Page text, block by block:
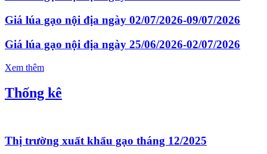
Giá lúa gạo nội địa ngày 02/07/2026-09/07/2026
Giá lúa gạo nội địa ngày 25/06/2026-02/07/2026
Xem thêm
Thống kê
Thị trường xuất khẩu gạo tháng 12/2025